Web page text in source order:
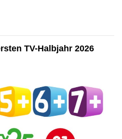
TV-Halbjahr 2026